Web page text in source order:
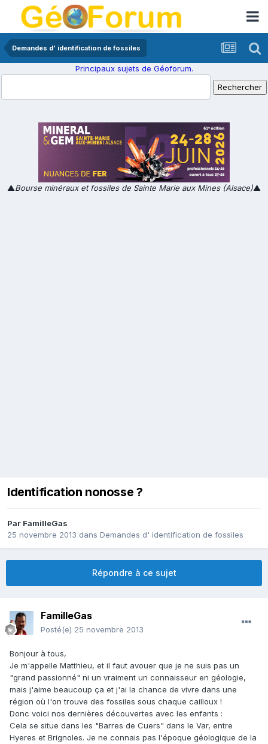
Demandes d' identification de fossiles
Principaux sujets de Géoforum.
▲Bourse minéraux et fossiles de Sainte Marie aux Mines (Alsace)▲
Identification nonosse ?
Par FamilleGas
25 novembre 2013 dans Demandes d' identification de fossiles
Répondre à ce sujet
FamilleGas
Posté(e) 25 novembre 2013
Bonjour à tous,
Je m'appelle Matthieu, et il faut avouer que je ne suis pas un
"grand passionné" ni un vraiment un connaisseur en géologie,
mais j'aime beaucoup ça et j'ai la chance de vivre dans une
région où l'on trouve des fossiles sous chaque cailloux !
Donc voici nos dernières découvertes avec les enfants :
Cela se situe dans les "Barres de Cuers" dans le Var, entre
Hyeres et Brignoles. Je ne connais pas l'époque géologique de la